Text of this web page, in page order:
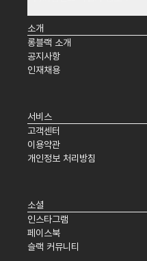
소개
롱블랙 소개
공지사항
인재채용
서비스
고객센터
이용약관
개인정보 처리방침
소셜
인스타그램
페이스북
슬랙 커뮤니티